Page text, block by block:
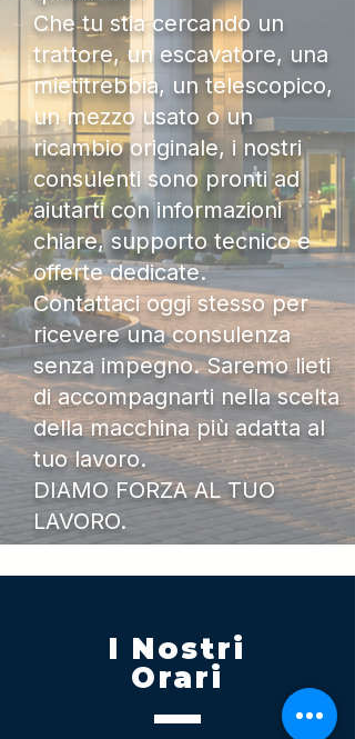
Che tu stia cercando un
trattore, un escavatore, una
mietitrebbia, un telescopico,
un mezzo usato o un
ricambio originale, i nostri
consulenti sono pronti ad
aiutarti con informazioni
chiare, supporto tecnico e
offerte dedicate.
Contattaci oggi stesso per
ricevere una consulenza
senza impegno. Saremo lieti
di accompagnarti nella scelta
della macchina più adatta al
tuo lavoro.
DIAMO FORZA AL TUO
LAVORO.
I Nostri
Orari